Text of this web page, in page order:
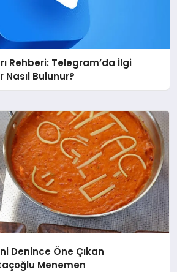
Rehberi: Telegram’da İlgi
Bulunur?
Denince Öne Çıkan
Menemen